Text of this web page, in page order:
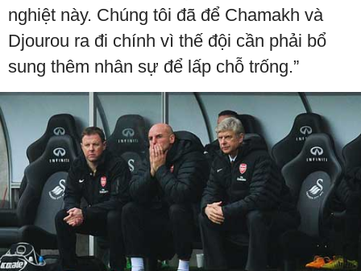
nghiệt này. Chúng tôi đã để Chamakh và
Djourou ra đi chính vì thế đội cần phải bổ
sung thêm nhân sự để lấp chỗ trống.”